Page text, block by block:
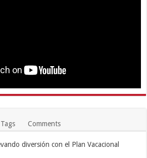
Tags Comments
diversión con el Plan Vacacional